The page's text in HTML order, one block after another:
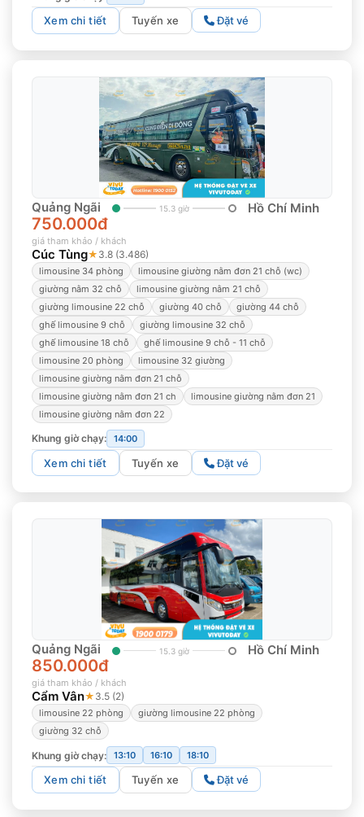
Xem chi tiết Tuyến xe Đặt vé
Quảng Ngãi 15.3 giờ Hồ Chí Minh
750.000đ
giá tham khảo / khách
Cúc Tùng★ 3.8 (3.486)
limousine 34 phòng
limousine giường nằm đơn 21 chỗ (wc)
giường nằm 32 chỗ
limousine giường nằm 21 chỗ
giường limousine 22 chỗ
giường 40 chỗ
giường 44 chỗ
ghế limousine 9 chỗ
giường limousine 32 chỗ
ghế limousine 18 chỗ
ghế limousine 9 chỗ - 11 chỗ
limousine 20 phòng
limousine 32 giường
limousine giường nằm đơn 21 chỗ
limousine giường nằm đơn 21 ch
limousine giường nằm đơn 21
limousine giường nằm đơn 22
Khung giờ chạy: 14:00
Xem chi tiết Tuyến xe Đặt vé
Quảng Ngãi 15.3 giờ Hồ Chí Minh
850.000đ
giá tham khảo / khách
Cẩm Vân★ 3.5 (2)
limousine 22 phòng
giường limousine 22 phòng
giường 32 chỗ
Khung giờ chạy: 13:10 16:10 18:10
Xem chi tiết Tuyến xe Đặt vé